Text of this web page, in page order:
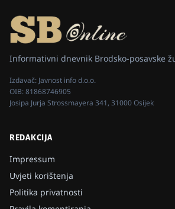
Informativni dnevnik Brodsko-posavske
Izdavač: Javnost info d.o.o.
OIB:81868746905
Josipa Jurja Strossmayera 341, 31000 Osijek
REDAKCIJA
Impressum
Uvjeti korištenja
Politika privatnosti